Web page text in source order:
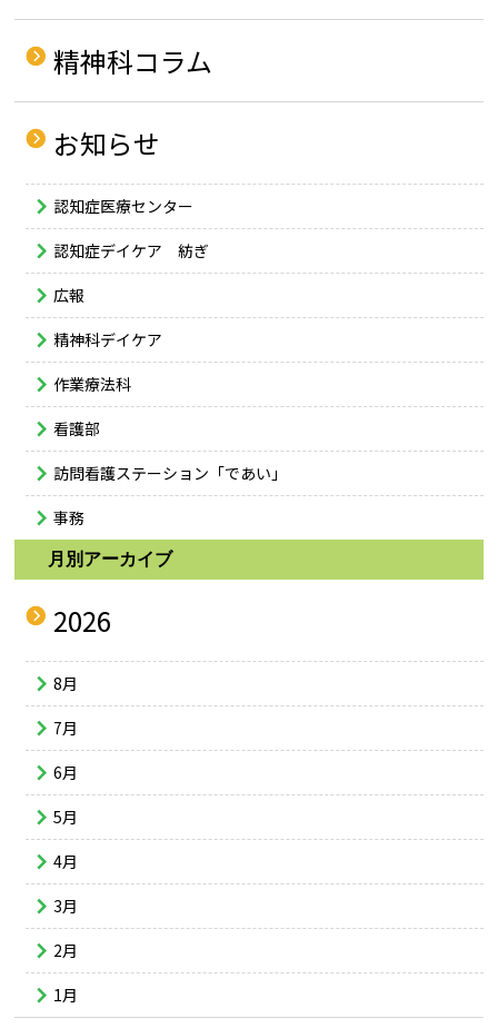
精神科コラム
お知らせ
認知症医療センター
認知症デイケア 紡ぎ
広報
精神科デイケア
作業療法科
看護部
訪問看護ステーション「であい」
事務
月別アーカイブ
2026
8月
7月
6月
5月
4月
3月
2月
1月